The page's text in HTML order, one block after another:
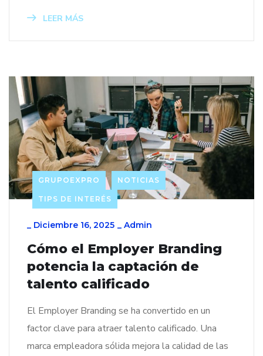
LEER MÁS
GRUPOEXPRO NOTICIAS
TIPS DE INTERÉS
_ Diciembre 16, 2025 _ Admin
Cómo el Employer Branding
potencia la captación de
talento calificado
El Employer Branding se ha convertido en un
factor clave para atraer talento calificado. Una
marca empleadora sólida mejora la calidad de las